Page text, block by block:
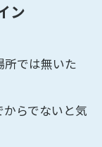
ン
では無いた
らでないと気